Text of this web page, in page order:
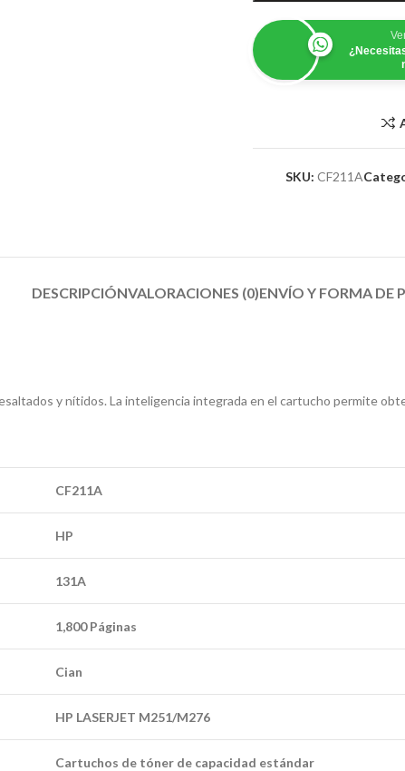
SKU:CF211A
DESCRIPCIÓNVALORACIONES (0)ENVÍO Y FORMA DE
y nítidos. La inteligencia integrada en el cartucho permite
CF211A
HP
131A
1,800 Páginas
Cian
HP LASERJET M251/M276
Cartuchos de tóner de capacidad estándar